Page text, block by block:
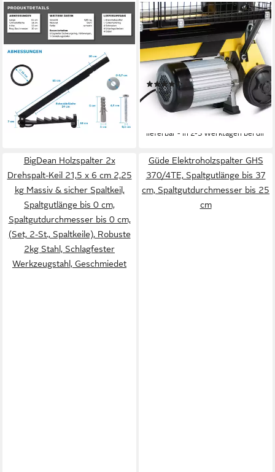
BITUXX
Holzspalter Bituxx
Handholzspalter, (MS-19571)
31,90 €
-20%
lieferbar - in 2-3 Werktagen bei dir
BAMATO
Holzspalter HO-7E,
Spaltgutlänge bis 52 cm,
Spaltgutdurchmesser bis 25
cm, (1-St), Fahrwerk,
stufenlose
Spalthubeinstellung, vorbefüllt
mit Hydrauliköl
(2)
349,00 € UVP549,00 €
17,33 €
mtl. in 24 Raten
lieferbar - in 2-3 Werktagen bei dir
BigDean Holzspalter 2x
Drehspalt-Keil 21,5 x 6 cm 2,25
kg Massiv & sicher Spaltkeil,
Spaltgutlänge bis 0 cm,
Spaltgutdurchmesser bis 0 cm,
(Set, 2-St., Spaltkeile), Robuste
2kg Stahl, Schlagfester
Werkzeugstahl, Geschmiedet
Güde Elektroholzspalter GHS
370/4TE, Spaltgutlänge bis 37
cm, Spaltgutdurchmesser bis 25
cm